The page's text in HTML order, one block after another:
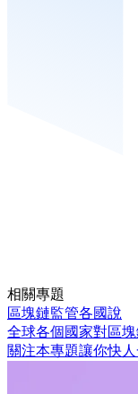
相關專題
區塊鏈監管各國說
全球各個國家對區
關注本專題讓你快人